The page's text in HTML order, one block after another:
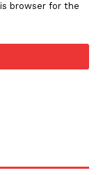
browser for the